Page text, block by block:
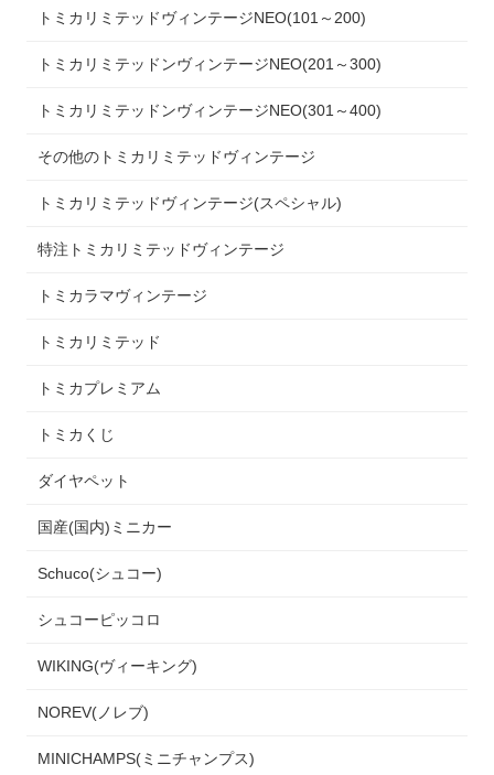
トミカリミテッドヴィンテージNEO(101～200)
トミカリミテッドンヴィンテージNEO(201～300)
トミカリミテッドンヴィンテージNEO(301～400)
その他のトミカリミテッドヴィンテージ
トミカリミテッドヴィンテージ(スペシャル)
特注トミカリミテッドヴィンテージ
トミカラマヴィンテージ
トミカリミテッド
トミカプレミアム
トミカくじ
ダイヤペット
国産(国内)ミニカー
Schuco(シュコー)
シュコーピッコロ
WIKING(ヴィーキング)
NOREV(ノレブ)
MINICHAMPS(ミニチャンプス)